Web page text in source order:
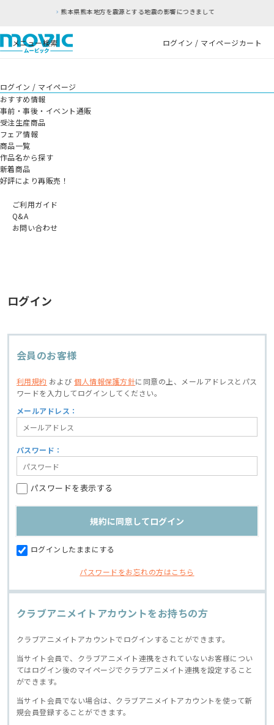
熊本県熊本地方を震源とする地震の影響につきまして
メニュー検索 ログイン / マイページカート
ログイン / マイページ
おすすめ情報
事前・事後・イベント通販
受注生産商品
フェア情報
商品一覧
作品名から探す
新着商品
好評により再販売！
ご利用ガイド
Q&A
お問い合わせ
ログイン
会員のお客様
利用規約 および個人情報保護方針に同意の上、
メールアドレスとパス
ワードを入力してログインしてください。
メールアドレス：
パスワード：
パスワードを表示する
ログインしたままにする
パスワードをお忘れの方はこちら
クラブアニメイトアカウントをお持ちの方
クラブアニメイトアカウントでログインすることができます。
当サイト会員で、クラブアニメイト連携をされていないお客様につい
てはログイン後のマイページでクラブアニメイト連携を設定すること
ができます。
当サイト会員でない場合は、クラブアニメイトアカウントを使って新
規会員登録することができます。